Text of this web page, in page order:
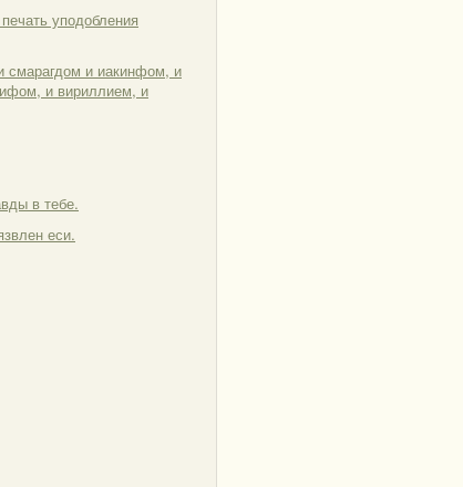
уподобления
смарагдом и иакинфом, и
и вириллием, и
в тебе.
еси.